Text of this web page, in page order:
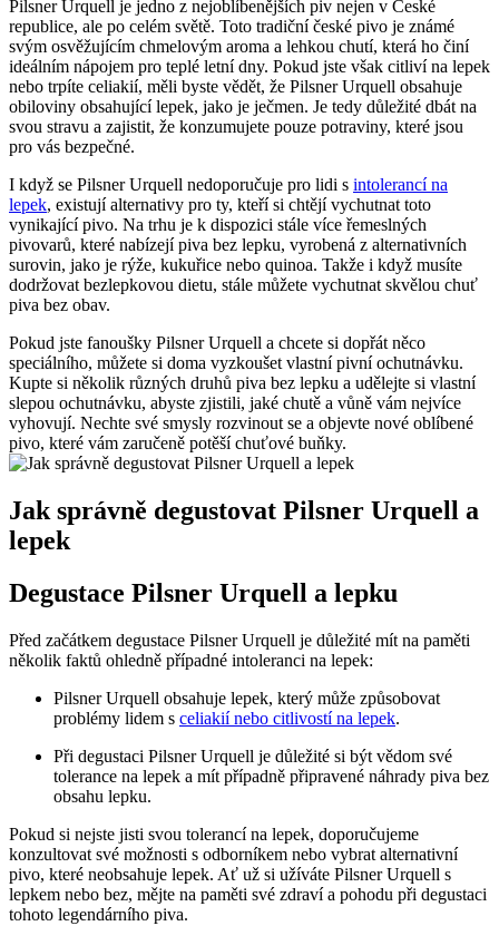
Pilsner Urquell je jedno z nejoblíbenějších piv nejen v České
republice, ale po celém světě. Toto tradiční české pivo je známé
svým osvěžujícím chmelovým aroma a lehkou chutí, která ho činí
ideálním nápojem pro teplé letní dny. Pokud jste však citliví na lepek
nebo trpíte celiakií, měli byste vědět, že Pilsner Urquell obsahuje
obiloviny obsahující lepek, jako je ječmen. Je tedy důležité dbát na
svou stravu a zajistit, že konzumujete pouze potraviny, které jsou
pro vás bezpečné.
I když se Pilsner Urquell nedoporučuje pro lidi s intolerancí na
lepek, existují alternativy pro ty, kteří si chtějí vychutnat toto
vynikající pivo. Na trhu je k dispozici stále více řemeslných
pivovarů, které nabízejí piva bez lepku, vyrobená z alternativních
surovin, jako je rýže, kukuřice nebo quinoa. Takže i když musíte
dodržovat bezlepkovou dietu, stále můžete vychutnat skvělou chuť
piva bez obav.
Pokud jste fanoušky Pilsner Urquell a chcete si dopřát něco
speciálního, můžete si doma vyzkoušet vlastní pivní ochutnávku.
Kupte si několik různých druhů piva bez lepku a udělejte si vlastní
slepou ochutnávku, abyste zjistili, jaké chutě a vůně vám nejvíce
vyhovují. Nechte své smysly rozvinout se a objevte nové oblíbené
pivo, které vám zaručeně potěší chuťové buňky.
Jak správně degustovat Pilsner Urquell a
lepek
Degustace Pilsner Urquell a lepku
Před začátkem degustace Pilsner Urquell je důležité mít na paměti
několik faktů ohledně případné intoleranci na lepek:
Pilsner Urquell obsahuje lepek, který může způsobovat
problémy lidem s celiakií nebo citlivostí na lepek.
Při degustaci Pilsner Urquell je důležité si být vědom své
tolerance na lepek a mít případně připravené náhrady piva bez
obsahu lepku.
Pokud si nejste jisti svou tolerancí na lepek, doporučujeme
konzultovat své možnosti s odborníkem nebo vybrat alternativní
pivo, které neobsahuje lepek. Ať už si užíváte Pilsner Urquell s
lepkem nebo bez, mějte na paměti své zdraví a pohodu při degustaci
tohoto legendárního piva.